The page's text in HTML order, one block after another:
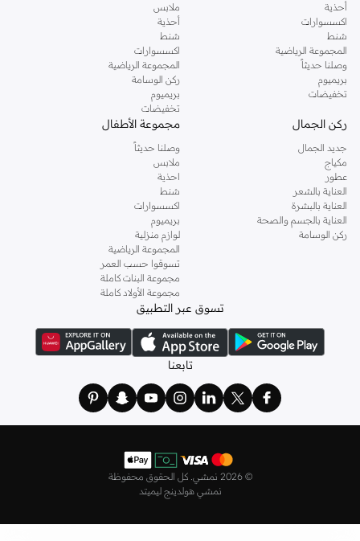
أحذية
اكسسوارات
شنط
المجموعة الرياضية
وصلنا حديثاً
بريميوم
تخفيضات
ملابس
أحذية
شنط
اكسسوارات
المجموعة الرياضية
ركن الوسامة
بريميوم
تخفيضات
ركن الجمال
جديد الجمال
مكياج
عطور
العناية بالشعر
العناية بالبشرة
العناية بالجسم والصحة
ركن الوسامة
مجموعة الأطفال
وصلنا حديثاً
ملابس
احذية
شنط
اكسسوارات
بريميوم
لوازم منزلية
المجموعة الرياضية
تسوقوا حسب العمر
مجموعة البنات كاملة
مجموعة الأولاد كاملة
تسوق عبر التطبيق
تابعنا
© 2026 نمشي. كل الحقوق محفوظة
نمشي هولدينج ليميتد